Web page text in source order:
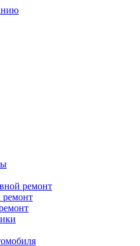
ремонт
ремонт